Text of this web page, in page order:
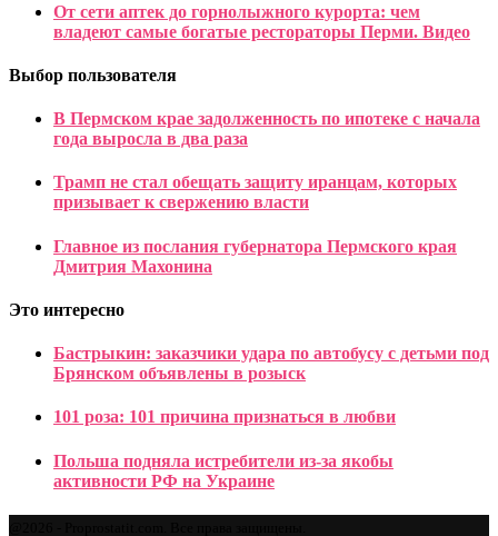
От сети аптек до горнолыжного курорта: чем
владеют самые богатые рестораторы Перми. Видео
Выбор пользователя
В Пермском крае задолженность по ипотеке с начала
года выросла в два раза
Трамп не стал обещать защиту иранцам, которых
призывает к свержению власти
Главное из послания губернатора Пермского края
Дмитрия Махонина
Это интересно
Бастрыкин: заказчики удара по автобусу с детьми под
Брянском объявлены в розыск
101 роза: 101 причина признаться в любви
Польша подняла истребители из-за якобы
активности РФ на Украине